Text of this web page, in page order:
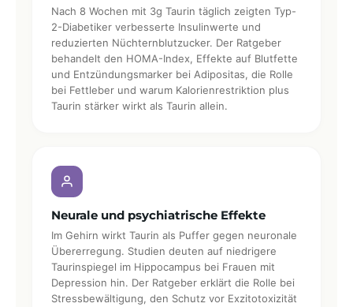
Nach 8 Wochen mit 3g Taurin täglich zeigten Typ-
2-Diabetiker verbesserte Insulinwerte und
reduzierten Nüchternblutzucker. Der Ratgeber
behandelt den HOMA-Index, Effekte auf Blutfette
und Entzündungsmarker bei Adipositas, die Rolle
bei Fettleber und warum Kalorienrestriktion plus
Taurin stärker wirkt als Taurin allein.
Neurale und psychiatrische Effekte
Im Gehirn wirkt Taurin als Puffer gegen neuronale
Übererregung. Studien deuten auf niedrigere
Taurinspiegel im Hippocampus bei Frauen mit
Depression hin. Der Ratgeber erklärt die Rolle bei
Stressbewältigung, den Schutz vor Exzitotoxizität